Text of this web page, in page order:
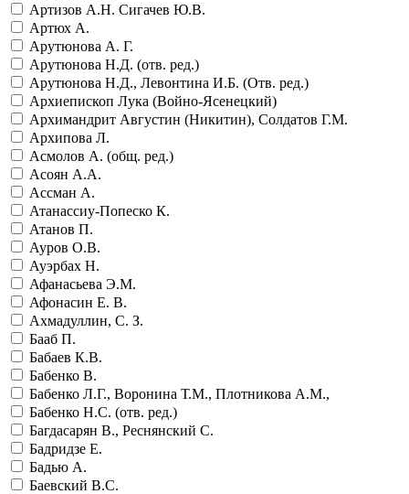
Артизов А.Н. Сигачев Ю.В.
Артюх А.
Арутюнова А. Г.
Арутюнова Н.Д. (отв. ред.)
Арутюнова Н.Д., Левонтина И.Б. (Отв. ред.)
Архиепископ Лука (Войно-Ясенецкий)
Архимандрит Августин (Никитин), Солдатов Г.М.
Архипова Л.
Асмолов А. (общ. ред.)
Асоян А.А.
Ассман А.
Атанассиу-Попеско К.
Атанов П.
Ауров О.В.
Ауэрбах Н.
Афанасьева Э.М.
Афонасин Е. В.
Ахмадуллин, С. З.
Бааб П.
Бабаев К.В.
Бабенко В.
Бабенко Л.Г., Воронина Т.М., Плотникова А.М.,
Бабенко Н.С. (отв. ред.)
Багдасарян В., Реснянский С.
Бадридзе Е.
Бадью А.
Баевский В.С.